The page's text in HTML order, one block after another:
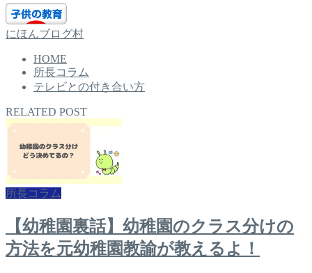
にほんブログ村
HOME
所長コラム
テレビとの付き合い方
RELATED POST
所長コラム
【幼稚園裏話】幼稚園のクラス分けの
方法を元幼稚園教諭が教えるよ！